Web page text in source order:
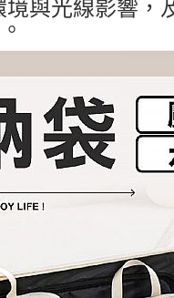
與光線影響，